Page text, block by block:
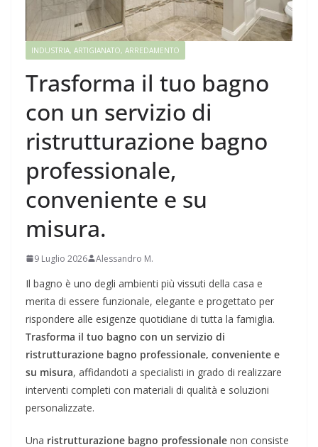
INDUSTRIA, ARTIGIANATO, ARREDAMENTO
Trasforma il tuo bagno
con un servizio di
ristrutturazione bagno
professionale,
conveniente e su
misura.
9 Luglio 2026 Alessandro M.
Il bagno è uno degli ambienti più vissuti della casa e
merita di essere funzionale, elegante e progettato per
rispondere alle esigenze quotidiane di tutta la famiglia.
Trasforma il tuo bagno con un servizio di
ristrutturazione bagno professionale, conveniente e
su misura, affidandoti a specialisti in grado di realizzare
interventi completi con materiali di qualità e soluzioni
personalizzate.
Una ristrutturazione bagno professionale non consiste